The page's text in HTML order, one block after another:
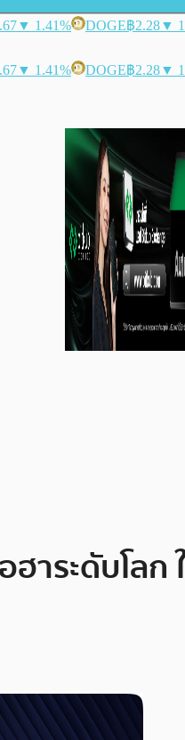
▼ 1.41% DOGE฿2.28▼
▼ 1.41% DOGE฿2.28▼
าระดับโล